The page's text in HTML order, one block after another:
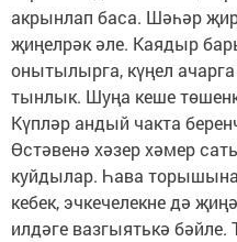
акрынлап баса. Шәһәр
җиңелрәк әле. Каядыр
онытылырга, күңел
тынлык. Шуңа кеше
Күпләр андый чакта
Өстәвенә хәзер хәмер
куйдылар. Һава
кебек, эчкечелекне дә
илдәге вазгыятькә